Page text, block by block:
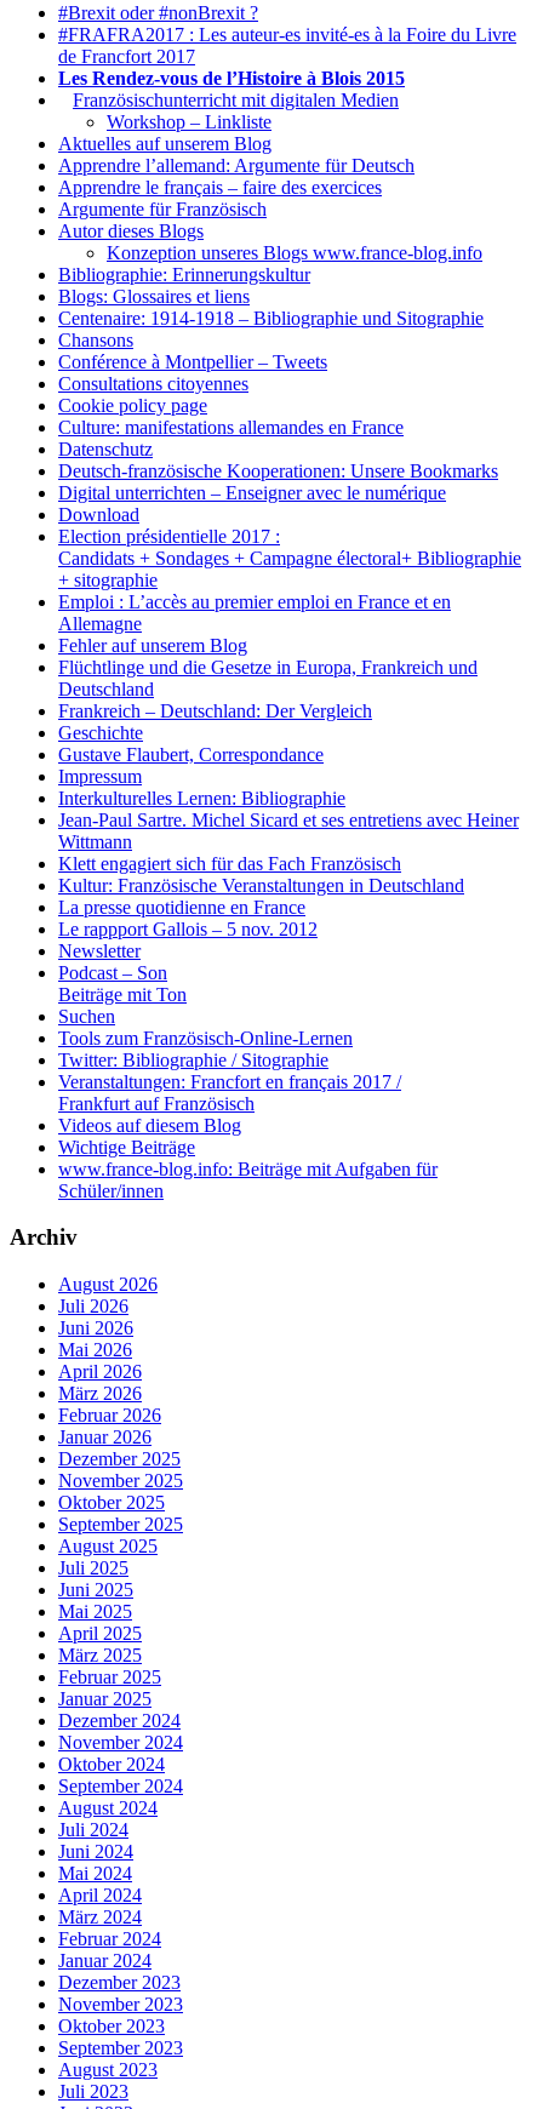
#Brexit oder #nonBrexit ?
#FRAFRA2017 : Les auteur-es invité-es à la Foire du Livre
de Francfort 2017
Les Rendez-vous de l’Histoire à Blois 2015
Französischunterricht mit digitalen Medien
Workshop – Linkliste
Aktuelles auf unserem Blog
Apprendre l’allemand: Argumente für Deutsch
Apprendre le français – faire des exercices
Argumente für Französisch
Autor dieses Blogs
Konzeption unseres Blogs www.france-blog.info
Bibliographie: Erinnerungskultur
Blogs: Glossaires et liens
Centenaire: 1914-1918 – Bibliographie und Sitographie
Chansons
Conférence à Montpellier – Tweets
Consultations citoyennes
Cookie policy page
Culture: manifestations allemandes en France
Datenschutz
Deutsch-französische Kooperationen: Unsere Bookmarks
Digital unterrichten – Enseigner avec le numérique
Download
Election présidentielle 2017 :
Candidats + Sondages + Campagne électoral+ Bibliographie
+ sitographie
Emploi : L’accès au premier emploi en France et en
Allemagne
Fehler auf unserem Blog
Flüchtlinge und die Gesetze in Europa, Frankreich und
Deutschland
Frankreich – Deutschland: Der Vergleich
Geschichte
Gustave Flaubert, Correspondance
Impressum
Interkulturelles Lernen: Bibliographie
Jean-Paul Sartre. Michel Sicard et ses entretiens avec Heiner
Wittmann
Klett engagiert sich für das Fach Französisch
Kultur: Französische Veranstaltungen in Deutschland
La presse quotidienne en France
Le rappport Gallois – 5 nov. 2012
Newsletter
Podcast – Son
Beiträge mit Ton
Suchen
Tools zum Französisch-Online-Lernen
Twitter: Bibliographie / Sitographie
Veranstaltungen: Francfort en français 2017 /
Frankfurt auf Französisch
Videos auf diesem Blog
Wichtige Beiträge
www.france-blog.info: Beiträge mit Aufgaben für
Schüler/innen
Archiv
August 2026
Juli 2026
Juni 2026
Mai 2026
April 2026
März 2026
Februar 2026
Januar 2026
Dezember 2025
November 2025
Oktober 2025
September 2025
August 2025
Juli 2025
Juni 2025
Mai 2025
April 2025
März 2025
Februar 2025
Januar 2025
Dezember 2024
November 2024
Oktober 2024
September 2024
August 2024
Juli 2024
Juni 2024
Mai 2024
April 2024
März 2024
Februar 2024
Januar 2024
Dezember 2023
November 2023
Oktober 2023
September 2023
August 2023
Juli 2023